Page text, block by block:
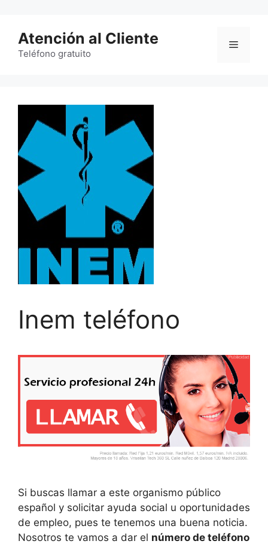
contenido
Atención al Cliente
Teléfono gratuito
Menú
Inem teléfono
Si buscas llamar a este organismo público
español y solicitar ayuda social u oportunidades
de empleo, pues te tenemos una buena noticia.
Nosotros te vamos a dar el número de teléfono